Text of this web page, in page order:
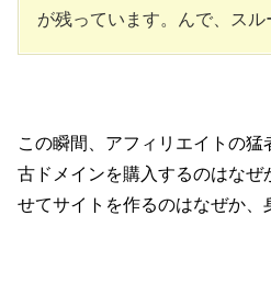
が残っています。んで、スル
この瞬間、アフィリエイトの猛
古ドメインを購入するのはな
せてサイトを作るのはなぜか、